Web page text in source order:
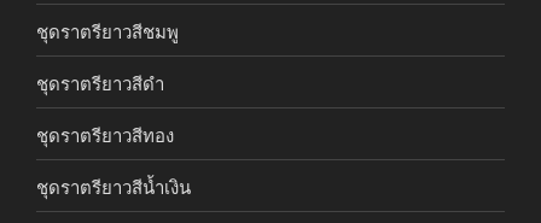
ชุดราตรียาวสีชมพู
ชุดราตรียาวสีดำ
ชุดราตรียาวสีทอง
ชุดราตรียาวสีน้ำเงิน